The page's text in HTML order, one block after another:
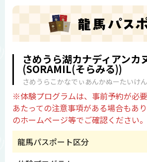
さめうら湖カナディアンカ
(SORAMIL(そらみる))
さめうらこかなでぃあんかぬーたいけ
※体験プログラムは、事前予約が必
あたっての注意事項がある場合もあ
のホームページ等でご確認ください。
龍馬パスポート区分